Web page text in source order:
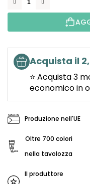
Acquista il
⭐ Acquista 3
economico in
Produzione nell'UE
Oltre 700 colori
nella tavolozza
Il produttore